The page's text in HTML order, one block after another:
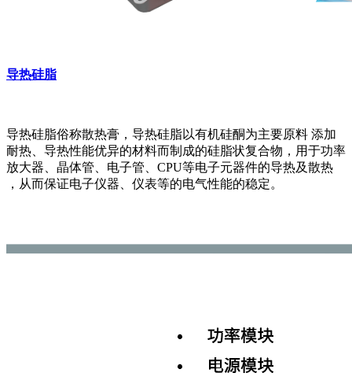
导热硅脂
导热硅脂俗称散热膏，导热硅脂以有机硅酮为主要原料 添加
耐热、导热性能优异的材料而制成的硅脂状复合物，用于功率
放大器、晶体管、电子管、CPU等电子元器件的导热及散热
，从而保证电子仪器、仪表等的电气性能的稳定。